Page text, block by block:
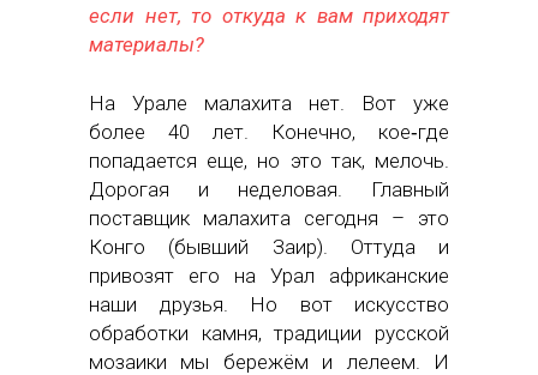
если нет, то откуда к вам приходят
материалы?
На Урале малахита нет. Вот уже
более 40 лет. Конечно, кое‑где
попадается еще, но это так, мелочь.
Дорогая и неделовая. Главный
поставщик малахита сегодня – это
Конго (бывший Заир). Оттуда и
привозят его на Урал африканские
наши друзья. Но вот искусство
обработки камня, традиции русской
мозаики мы бережём и лелеем. И